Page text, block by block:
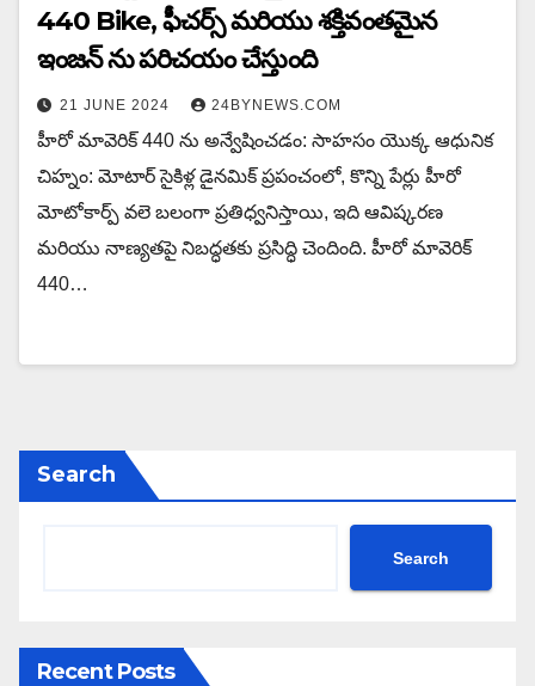
440 Bike, ఫీచర్స్ మరియు శక్తివంతమైన
ఇంజన్ ను పరిచయం చేస్తుంది
21 JUNE 2024 24BYNEWS.COM
హీరో మావెరిక్ 440 ను అన్వేషించడం: సాహసం యొక్క ఆధునిక
చిహ్నం: మోటార్ సైకిళ్ల డైనమిక్ ప్రపంచంలో, కొన్ని పేర్లు హీరో
మోటోకార్ప్ వలె బలంగా ప్రతిధ్వనిస్తాయి, ఇది ఆవిష్కరణ
మరియు నాణ్యతపై నిబద్ధతకు ప్రసిద్ధి చెందింది. హీరో మావెరిక్
440…
Search
Search
Recent Posts